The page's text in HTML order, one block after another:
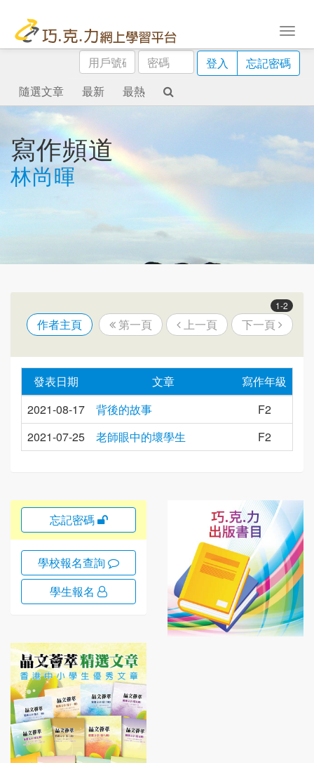
用
戶
號
碼
密
碼
登入
忘記密碼
隨選文章
最新 最熱
寫作頻道
林尚暉
1-2
作者主頁 第一頁 上一頁 下一頁
發表日期 文章
寫作年級
2021-08-17
背後的故事
F2
2021-07-25
老師眼中的壞學生 F2
忘記密碼
學校報名查詢
學生報名